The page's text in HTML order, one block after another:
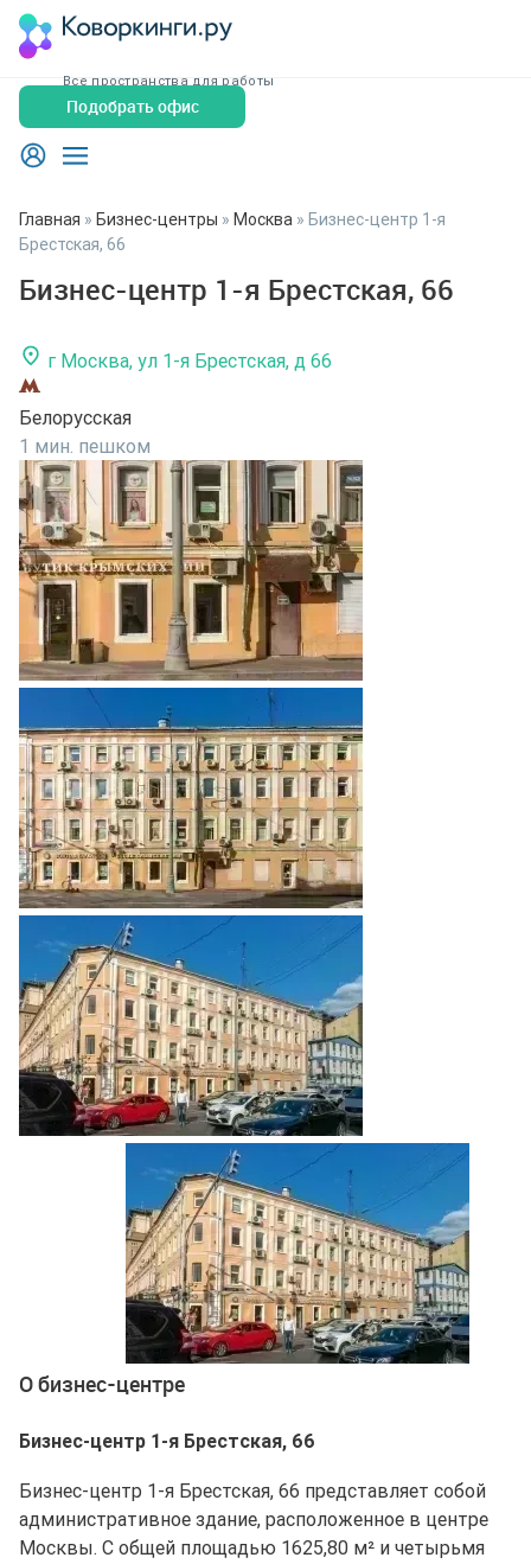
Все пространства для работы
Подобрать офис
Главная » Бизнес-центры » Москва » Бизнес-центр 1-я
Брестская, 66
Бизнес-центр 1-я Брестская, 66
г Москва, ул 1-я Брестская, д 66
Белорусская
1 мин. пешком
О бизнес-центре
Бизнес-центр 1-я Брестская, 66
Бизнес-центр 1-я Брестская, 66 представляет собой
административное здание, расположенное в центре
Москвы. С общей площадью 1625,80 м² и четырьмя